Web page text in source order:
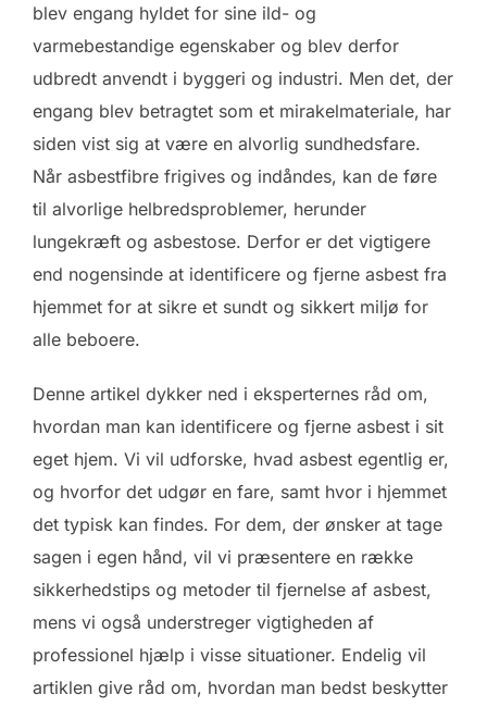
blev engang hyldet for sine ild- og
varmebestandige egenskaber og blev derfor
udbredt anvendt i byggeri og industri. Men det, der
engang blev betragtet som et mirakelmateriale, har
siden vist sig at være en alvorlig sundhedsfare.
Når asbestfibre frigives og indåndes, kan de føre
til alvorlige helbredsproblemer, herunder
lungekræft og asbestose. Derfor er det vigtigere
end nogensinde at identificere og fjerne asbest fra
hjemmet for at sikre et sundt og sikkert miljø for
alle beboere.
Denne artikel dykker ned i eksperternes råd om,
hvordan man kan identificere og fjerne asbest i sit
eget hjem. Vi vil udforske, hvad asbest egentlig er,
og hvorfor det udgør en fare, samt hvor i hjemmet
det typisk kan findes. For dem, der ønsker at tage
sagen i egen hånd, vil vi præsentere en række
sikkerhedstips og metoder til fjernelse af asbest,
mens vi også understreger vigtigheden af
professionel hjælp i visse situationer. Endelig vil
artiklen give råd om, hvordan man bedst beskytter